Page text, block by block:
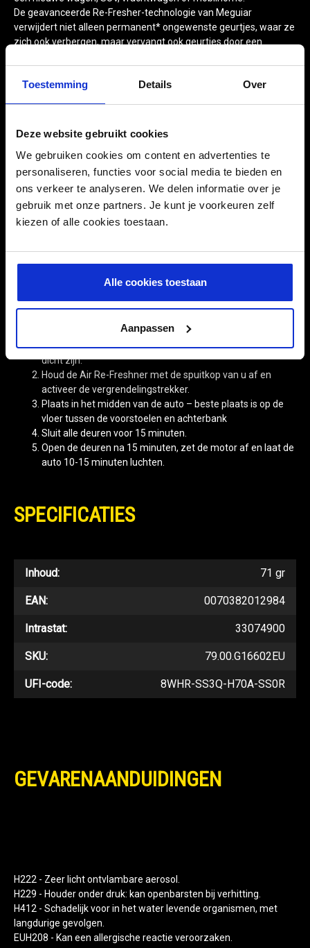
Toestemming Details Over
Deze website gebruikt cookies
We gebruiken cookies om content en advertenties te
personaliseren, functies voor social media te bieden en
ons verkeer te analyseren. We delen informatie over je
gebruik met onze partners. Je kunt je voorkeuren zelf
kiezen of alle cookies toestaan.
Alle cookies toestaan
Aanpassen
De geavanceerde Re-Fresher-technologie van Meguiar
verwijdert niet alleen permanent* ongewenste geurtjes, waar ze
zich ook verbergen, maar vervangt ook geurtjes door een
interieur, door gebruik te maken van het recirculatiesysteem van
door chemische binding op moleculair niveau.
GEBRUIKSAANWIJZING
tapijt en bekleding. Parkeer de auto in de schaduw en in een
goed geventileerde ruimte. Gebruik niet meer dan 1 bus per auto
Start de auto met de ventilator op de hoogste stand
(koude lucht, circuleren) en zorg dat de ramen van de auto
dicht zijn.
Houd de Air Re-Freshner met de spuitkop van u af en
activeer de vergrendelingstrekker.
Plaats in het midden van de auto – beste plaats is op de
vloer tussen de voorstoelen en achterbank
Sluit alle deuren voor 15 minuten.
Open de deuren na 15 minuten, zet de motor af en laat de
auto 10-15 minuten luchten.
SPECIFICATIES
Inhoud: 71 gr
EAN: 0070382012984
Intrastat: 33074900
SKU: 79.00.G16602EU
UFI-code: 8WHR-SS3Q-H70A-SS0R
GEVARENAANDUIDINGEN
H222 - Zeer licht ontvlambare aerosol.
H229 - Houder onder druk: kan openbarsten bij verhitting.
H412 - Schadelijk voor in het water levende organismen, met
langdurige gevolgen.
EUH208 - Kan een allergische reactie veroorzaken.